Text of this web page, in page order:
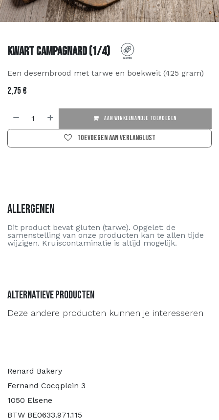
Kwart Campagnard (1/4)
Een desembrood met tarwe en boekweit (425 gram)
2,75€
AAN WINKELMANDJE TOEVOEGEN
Toevoegen aan verlanglijst
Allergenen
Dit product bevat gluten (tarwe). Opgelet: de
samenstelling van onze producten kan te allen tijde
wijzigen. Kruiscontaminatie is altijd mogelijk.
Alternatieve producten
Deze andere producten kunnen je interesseren
Renard Bakery
Fernand Cocqplein 3
1050 Elsene
BTW BE0633.971.115